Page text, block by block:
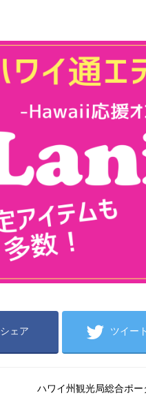
シェア ツイート
ハワイ州観光局総合ポー